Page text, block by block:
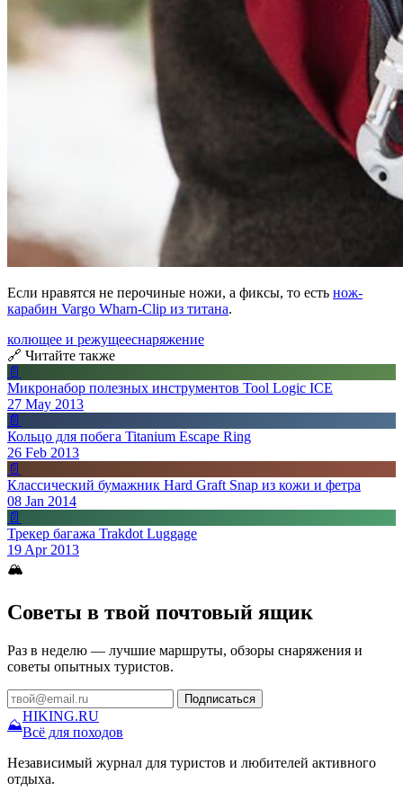
Если нравятся не перочиные ножи, а фиксы, то есть нож-
карабин Vargo Wharn-Clip из титана.
колющее и режущееснаряжение
🔗 Читайте также
📄
Микронабор полезных инструментов Tool Logic ICE
27 May 2013
📄
Кольцо для побега Titanium Escape Ring
26 Feb 2013
📄
Классический бумажник Hard Graft Snap из кожи и фетра
08 Jan 2014
📄
Трекер багажа Trakdot Luggage
19 Apr 2013
🏔
Советы в твой почтовый ящик
Раз в неделю — лучшие маршруты, обзоры снаряжения и
советы опытных туристов.
Подписаться
⛰
HIKING.RU
Всё для походов
Независимый журнал для туристов и любителей активного
отдыха.